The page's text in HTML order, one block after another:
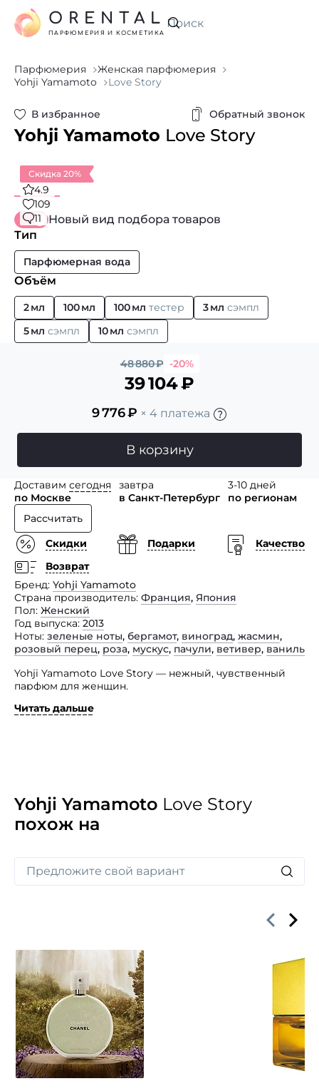
Искать
ORENTAL
ПАРФЮМЕРИЯ И КОСМЕТИКА
Парфюмерия
Женская парфюмерия
Yohji Yamamoto
Love Story
В избранное Обратный звонок
Yohji Yamamoto Love Story
Скидка 20%
4.9
109
11
Новый вид подбора товаров
Тип
Парфюмерная вода
Объём
2 мл 100 мл 100 мл тестер 3 мл сэмпл
5 мл сэмпл 10 мл сэмпл
48 880₽ -20%
39 104₽
9 776₽ × 4 платежа
В корзину
Доставим сегодня
по Москве
завтра
в Санкт-Петербург
3-10 дней
по регионам
Рассчитать
Скидки
Подарки
Качество
Возврат
Бренд Yohji Yamamoto
Страна производитель Франция, Япония
Пол Женский
Год выпуска 2013
Ноты зеленые ноты, бергамот, виноград, жасмин,
розовый перец, роза, мускус, пачули, ветивер, ваниль
Yohji Yamamoto Love Story — нежный, чувственный
парфюм для женщин.
Аромат медленно раскрывается во всем своем
Читать дальше
Yohji Yamamoto Love Story
похож на